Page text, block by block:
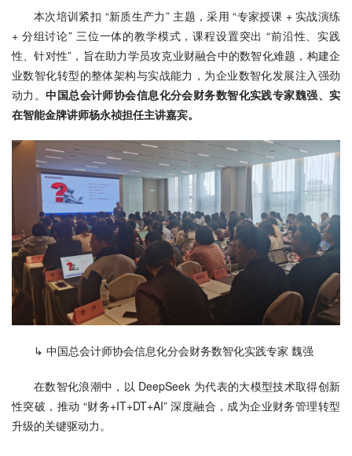
本次培训紧扣 “新质生产力” 主题，采用 “专家授课 + 实战演练
+ 分组讨论” 三位一体的教学模式，课程设置突出 “前沿性、实践
性、针对性”，旨在助力学员攻克业财融合中的数智化难题，构建企
业数智化转型的整体架构与实战能力，为企业数智化发展注入强劲
动力。中国总会计师协会信息化分会财务数智化实践专家魏强、实
在智能金牌讲师杨永祯担任主讲嘉宾。
↳ 中国总会计师协会信息化分会财务数智化实践专家 魏强
在数智化浪潮中，以 DeepSeek 为代表的大模型技术取得创新
性突破，推动 “财务+IT+DT+AI” 深度融合，成为企业财务管理转型
升级的关键驱动力。